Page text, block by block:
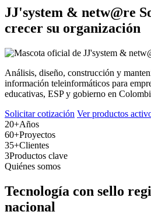
JJ'system & netw@re
crecer su organización
Análisis, diseño, construcción y
información teleinformáticos para
educativas, ESP y gobierno en
Solicitar cotización Ver productos
20+Años
60+Proyectos
35+Clientes
3Productos clave
Quiénes somos
Tecnología con sello
nacional